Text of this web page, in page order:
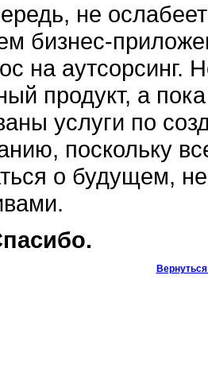
не
бизнес-
на аутсорсинг.
продукт, а
услуги по
поскольку
о будущем,